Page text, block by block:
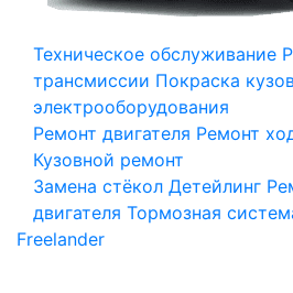
Техническое обслуживание
трансмиссии Покраска
электрооборудования
Ремонт двигателя Ремонт
Кузовной ремонт
Замена стёкол Детейлинг
двигателя Тормозная
Freelander